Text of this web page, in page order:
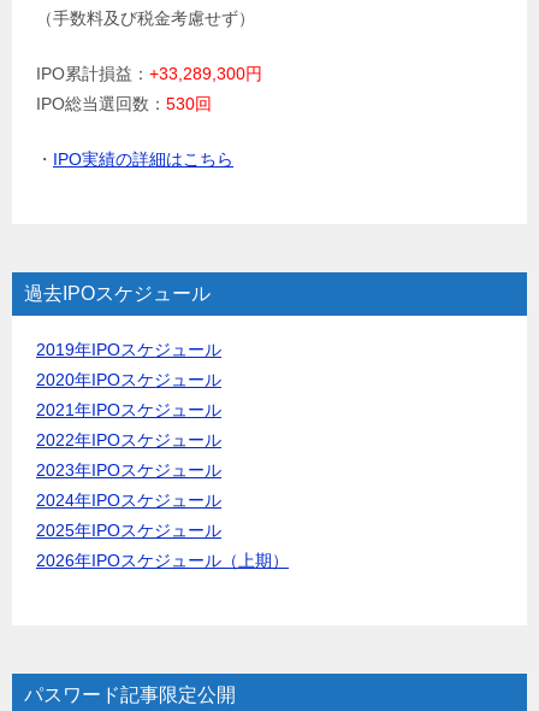
（手数料及び税金考慮せず）
IPO累計損益： +33,289,300円
IPO総当選回数： 530回
・ IPO実績の詳細はこちら
過去IPOスケジュール
2019年IPOスケジュール
2020年IPOスケジュール
2021年IPOスケジュール
2022年IPOスケジュール
2023年IPOスケジュール
2024年IPOスケジュール
2025年IPOスケジュール
2026年IPOスケジュール（上期）
パスワード記事限定公開